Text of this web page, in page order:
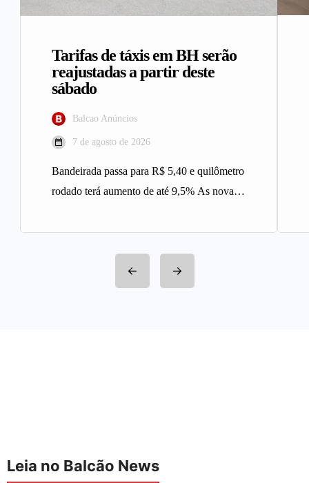
Tarifas de táxis em BH serão
reajustadas a partir deste
sábado
Balcao Anúncios
7 de agosto de 2026
Bandeirada passa para R$ 5,40 e quilômetro
rodado terá aumento de até 9,5% As novas
Leia no Balcão News